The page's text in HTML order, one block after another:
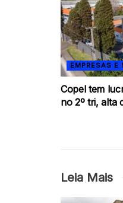
EMPRESAS E
Copel tem
no 2º tri, alta
Leia Mais